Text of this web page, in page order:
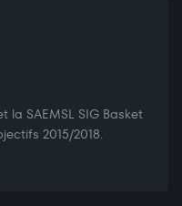
la SAEMSL SIG Basket
2015/2018.